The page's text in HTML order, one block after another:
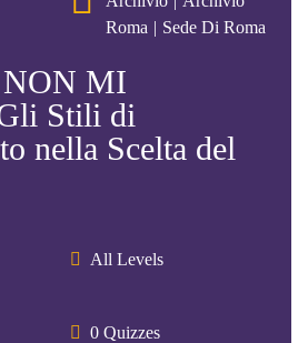
Roma | Sede Di Roma
NON MI
Stili di
nella Scelta del
All Levels
0 Quizzes